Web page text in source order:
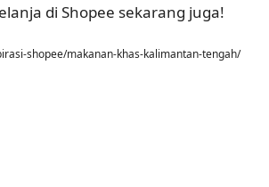
di Shopee sekarang juga!
shopee/makanan-khas-kalimantan-tengah/